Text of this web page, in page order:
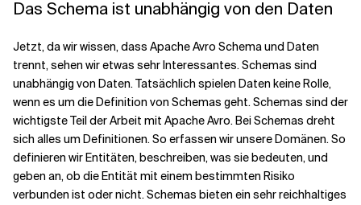
Das Schema ist unabhängig von den Daten
Jetzt, da wir wissen, dass Apache Avro Schema und Daten
trennt, sehen wir etwas sehr Interessantes. Schemas sind
unabhängig von Daten. Tatsächlich spielen Daten keine Rolle,
wenn es um die Definition von Schemas geht. Schemas sind der
wichtigste Teil der Arbeit mit Apache Avro. Bei Schemas dreht
sich alles um Definitionen. So erfassen wir unsere Domänen. So
definieren wir Entitäten, beschreiben, was sie bedeuten, und
geben an, ob die Entität mit einem bestimmten Risiko
verbunden ist oder nicht. Schemas bieten ein sehr reichhaltiges